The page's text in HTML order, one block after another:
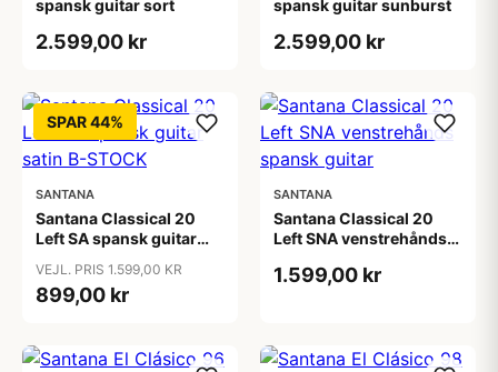
spansk guitar sort
2.599,00 kr
spansk guitar sunburst
2.599,00 kr
SPAR 44%
SANTANA
Santana Classical 20
Left SA spansk guitar
VEJL. PRIS 1.599,00 KR
899,00 kr
SANTANA
Santana Classical 20
Left SNA venstrehånds
1.599,00 kr